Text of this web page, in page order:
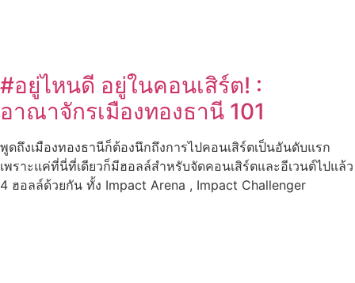
#อยู่ไหนดี อยู่ในคอนเสิร์ต! :
อาณาจักรเมืองทองธานี 101
พูดถึงเมืองทองธานีก็ต้องนึกถึงการไปคอนเสิร์ตเป็นอันดับแรก
เพราะแค่ที่นี่ที่เดียวก็มีฮอลล์สำหรับจัดคอนเสิร์ตและอีเวนต์ไปแล้ว
4 ฮอลล์ด้วยกัน ทั้ง Impact Arena , Impact Challenger